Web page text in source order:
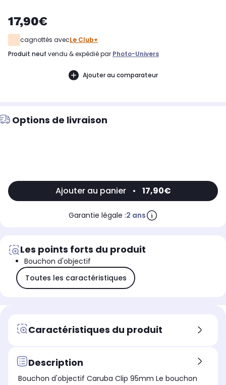
17,90€
cagnottés avecLe Club+
produit neuf vendu & expédié par Photo-Univers
Ajouter au comparateur
Options de livraison
Ajouter au panier • 17,90€
Garantie légale :2 ans
Les points forts du produit
Bouchon d'objectif
Toutes les caractéristiques
Caractéristiques du produit
Description
Bouchon d'objectif Caruba Clip 95mm Le bouchon